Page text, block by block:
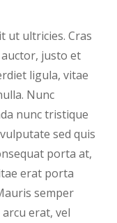
ut ultricies. Cras
justo et
ligula, vitae
Nunc
nunc tristique
sed quis
porta at,
erat porta
semper
erat, vel